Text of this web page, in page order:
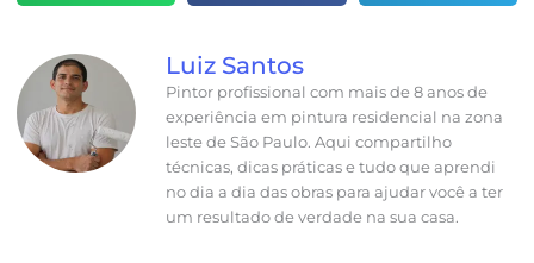
Luiz Santos
Pintor profissional com mais de 8 anos de
experiência em pintura residencial na zona
leste de São Paulo. Aqui compartilho
técnicas, dicas práticas e tudo que aprendi
no dia a dia das obras para ajudar você a ter
um resultado de verdade na sua casa.